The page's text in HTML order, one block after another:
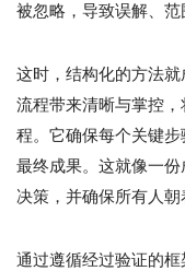
被忽略，导致误解、范
这时，结构化的方法
流程带来清晰与掌控
程。它确保每个关键
最终成果。这就像一
决策，并确保所有人朝
通过遵循经过验证的